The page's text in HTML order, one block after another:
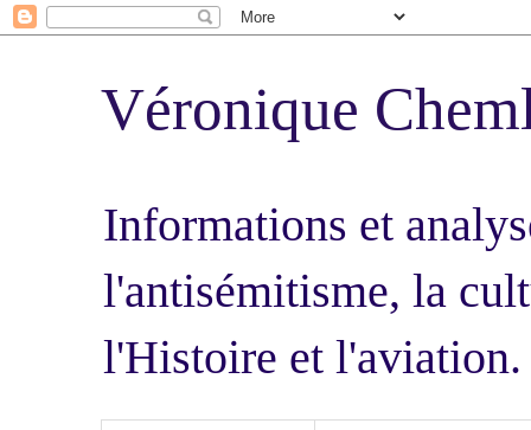
Véronique
Informations et
l'antisémitisme, la
l'Histoire et l'aviation.